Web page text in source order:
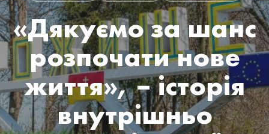
«Дякуємо за шанс
розпочати нове
життя», – історія
внутрішньо